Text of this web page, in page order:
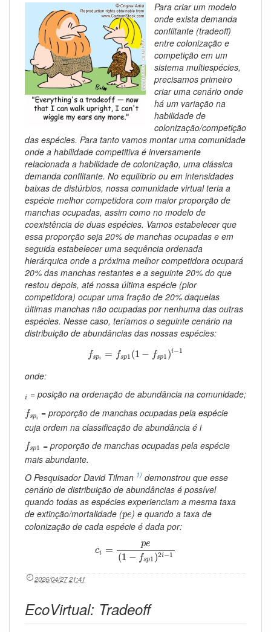
Para criar um modelo
onde exista demanda
conflitante (tradeoff)
entre colonização e
competição em um
sistema multiespécies,
precisamos primeiro
criar uma cenário onde
há um variação na
habilidade de
colonização/competição
das espécies. Para tanto vamos montar uma comunidade
onde a habilidade competitiva é inversamente
relacionada a habilidade de colonização, uma clássica
demanda conflitante. No equilíbrio ou em intensidades
baixas de distúrbios, nossa comunidade virtual teria a
espécie melhor competidora com maior proporção de
manchas ocupadas, assim como no modelo de
coexistência de duas espécies. Vamos estabelecer que
essa proporção seja 20% de manchas ocupadas e em
seguida estabelecer uma sequência ordenada
hierárquica onde a próxima melhor competidora ocupará
20% das manchas restantes e a seguinte 20% do que
restou depois, até nossa última espécie (pior
competidora) ocupar uma fração de 20% daquelas
últimas manchas não ocupadas por nenhuma das outras
espécies. Nesse caso, teríamos o seguinte cenário na
distribuição de abundâncias das nossas espécies:
fspi = fsp1 (1 − fsp1 )i−1
fs sp (1 p i−1
onde:
ii = posição na ordenação de abundância na comunidade;
fspi
fs
= proporção de manchas ocupadas pela espécie
cuja ordem na classificação de abundância é i
fsp1
fs
= proporção de manchas ocupadas pela espécie
mais abundante.
O Pesquisador David Tilman 1) demonstrou que esse
cenário de distribuição de abundâncias é possível
quando todas as espécies experienciam a mesma taxa
de extinção/mortalidade (pe
pe) e quando a taxa de
colonização de cada espécie é dada por:
ci =
pe
(1 − fsp1 )2i−1
sp1
2026/04/27 21:41
EcoVirtual: Tradeoff